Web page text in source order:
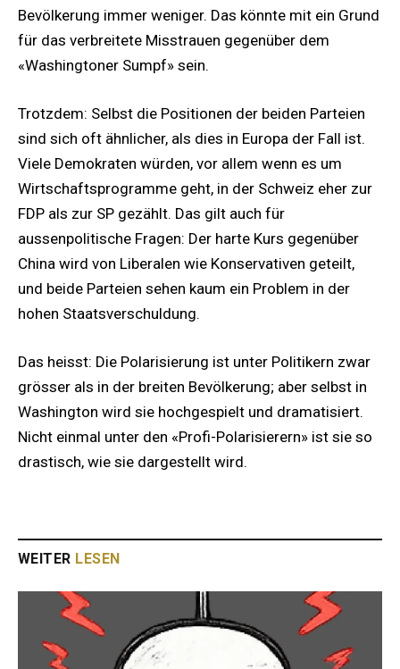
Bevölkerung immer weniger. Das könnte mit ein Grund
für das verbreitete Misstrauen gegenüber dem
«Washingtoner Sumpf» sein.
Trotzdem: Selbst die Positionen der beiden Parteien
sind sich oft ähnlicher, als dies in Europa der Fall ist.
Viele Demokraten würden, vor allem wenn es um
Wirtschaftsprogramme geht, in der Schweiz eher zur
FDP als zur SP gezählt. Das gilt auch für
aussenpolitische Fragen: Der harte Kurs gegenüber
China wird von Liberalen wie Konservativen geteilt,
und beide Parteien sehen kaum ein Problem in der
hohen Staatsverschuldung.
Das heisst: Die Polarisierung ist unter Politikern zwar
grösser als in der breiten Bevölkerung; aber selbst in
Washington wird sie hochgespielt und dramatisiert.
Nicht einmal unter den «Profi-Polarisierern» ist sie so
drastisch, wie sie dargestellt wird.
WEITER LESEN